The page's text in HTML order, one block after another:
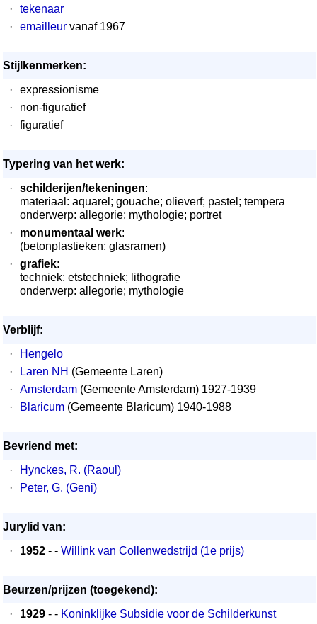
·
tekenaar
·
emailleur vanaf 1967
Stijlkenmerken:
·
expressionisme
·
non-figuratief
·
figuratief
Typering van het werk:
·
schilderijen/tekeningen:
materiaal: aquarel; gouache; olieverf; pastel; tempera
onderwerp: allegorie; mythologie; portret
·
monumentaal werk:
(betonplastieken; glasramen)
·
grafiek:
techniek: etstechniek; lithografie
onderwerp: allegorie; mythologie
Verblijf:
·
Hengelo
·
Laren NH (Gemeente Laren)
·
Amsterdam (Gemeente Amsterdam) 1927-1939
·
Blaricum (Gemeente Blaricum) 1940-1988
Bevriend met:
·
Hynckes, R. (Raoul)
·
Peter, G. (Geni)
Jurylid van:
·
1952 - - Willink van Collenwedstrijd (1e prijs)
Beurzen/prijzen (toegekend):
·
1929 - - Koninklijke Subsidie voor de Schilderkunst